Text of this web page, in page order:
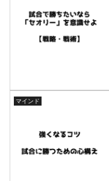
マインド